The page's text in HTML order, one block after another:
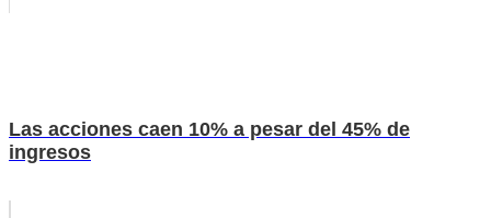
Las acciones caen 10% a pesar del 45% de
ingresos